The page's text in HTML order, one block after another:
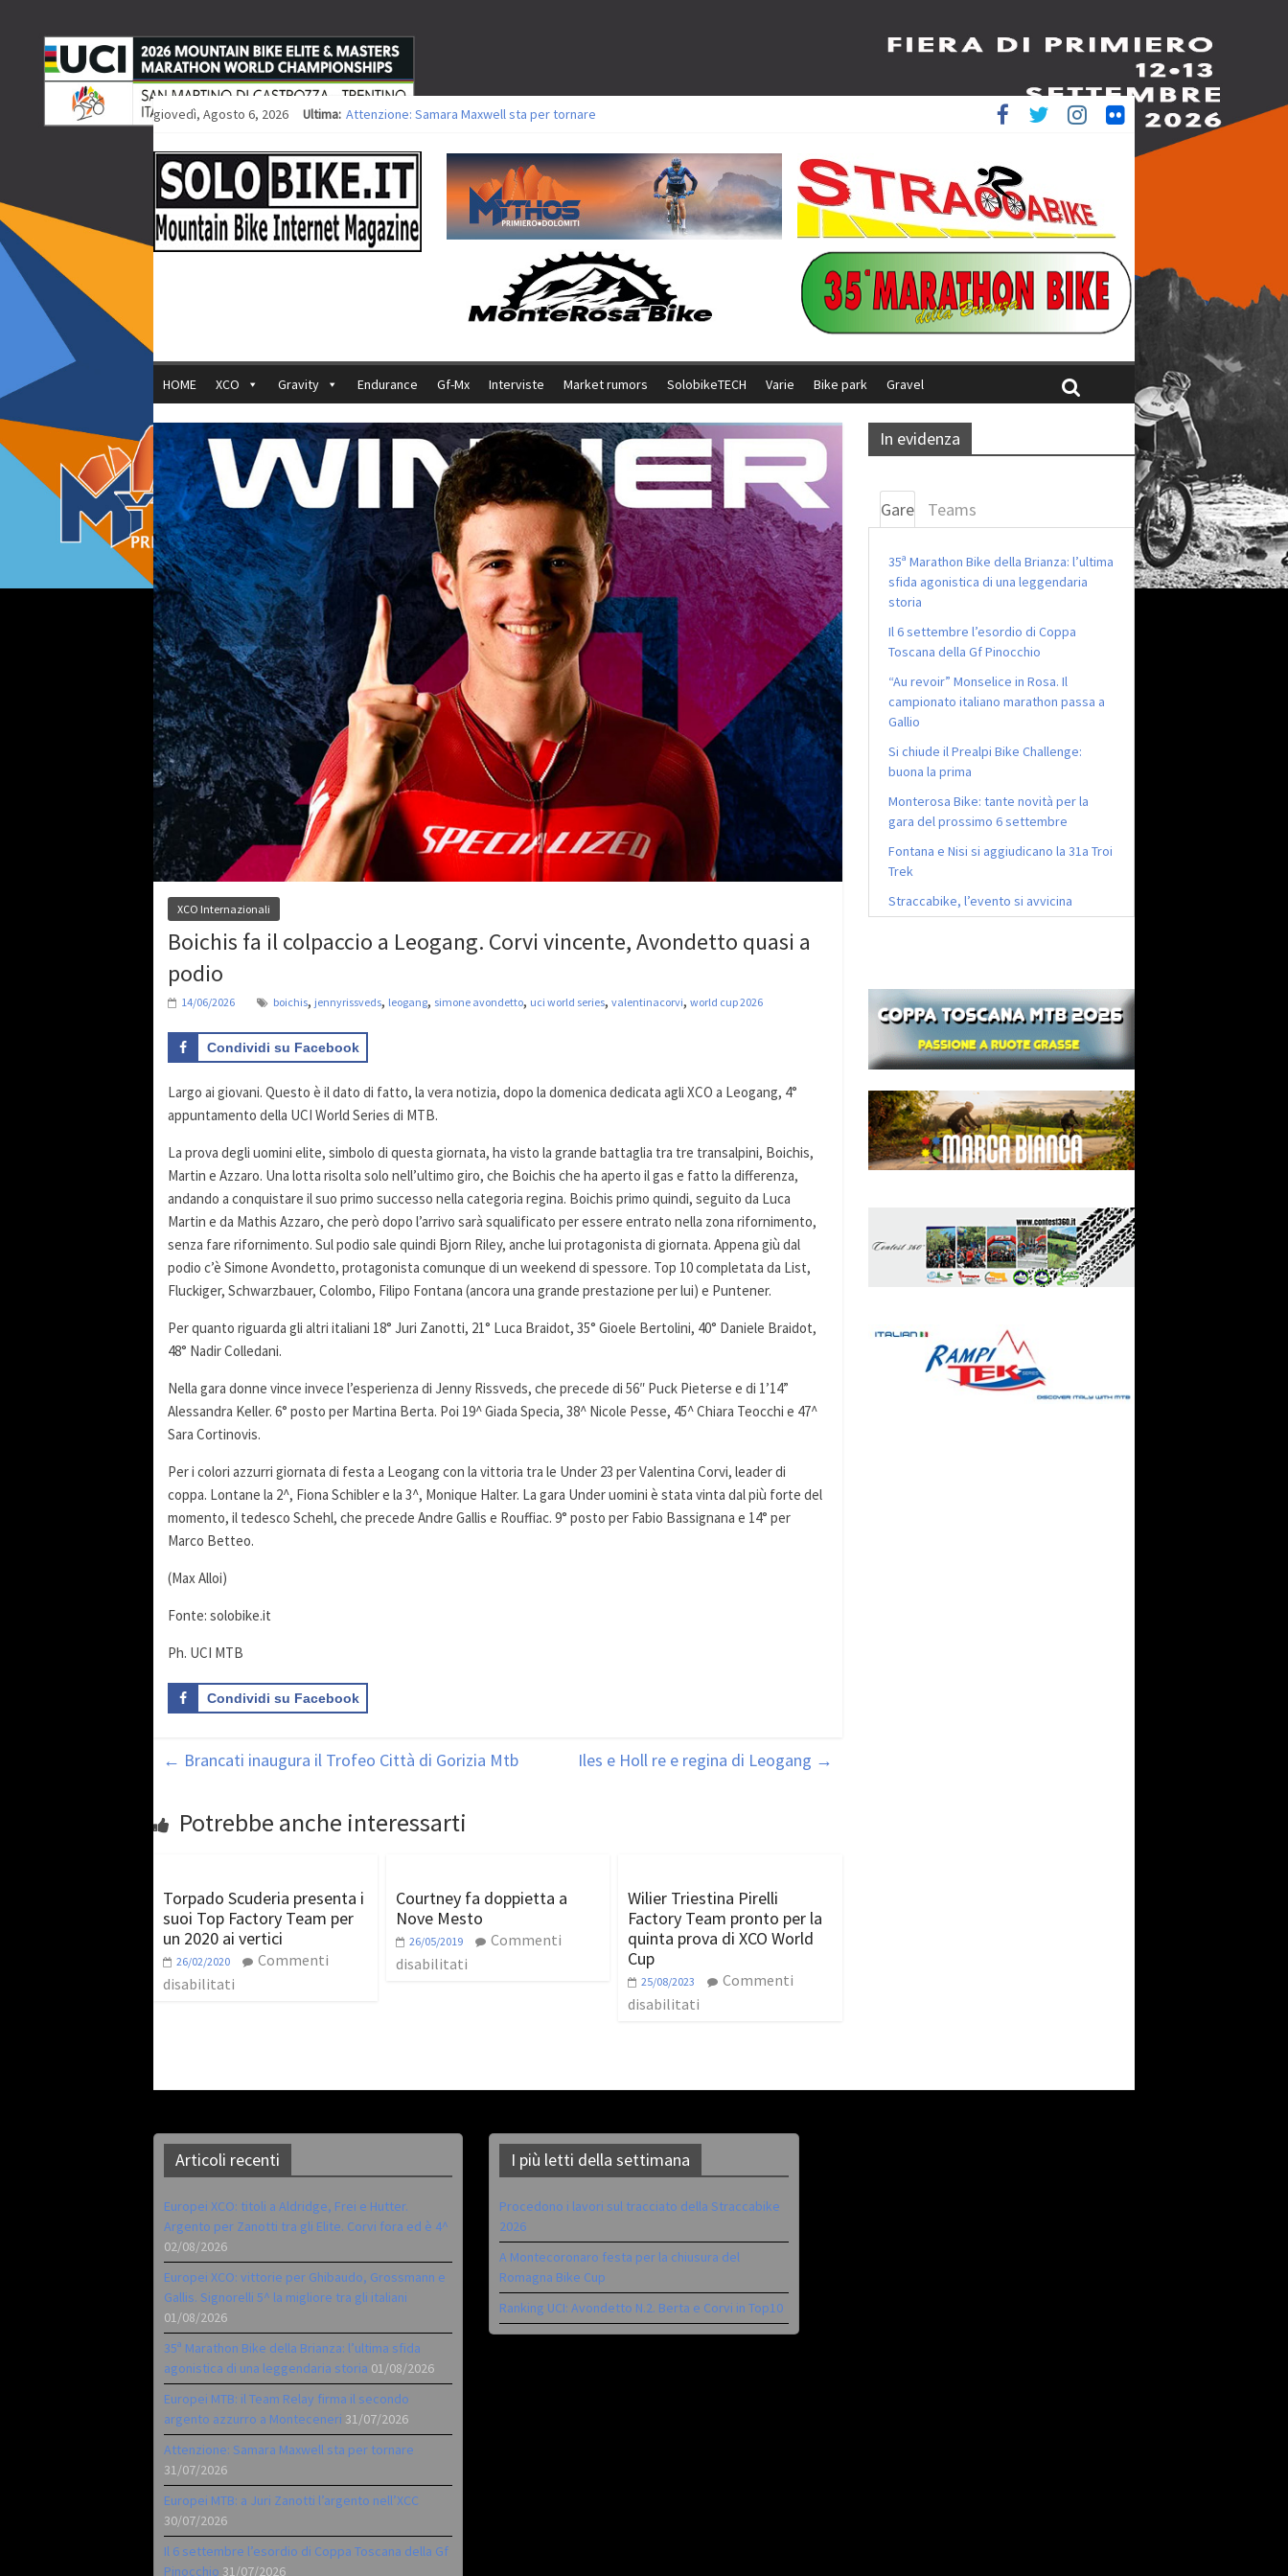
giovedì, Agosto 6, 2026 Ultima: Attenzione: Samara Maxwell sta per tornare
Europei XCO: vittorie per Ghibaudo, Grossmann e Gallis. Signorelli 5^ la migliore tra gli italiani
35ª Marathon Bike della Brianza: l’ultima sfida agonistica di una leggendaria storia
Europei MTB: il Team Relay firma il secondo argento azzurro a Monteceneri
HOME XCO Gravity Endurance Gf-Mx Interviste Market rumors SolobikeTECH Varie Bike park Gravel
XCO Internazionali
Boichis fa il colpaccio a Leogang. Corvi vincente, Avondetto quasi a
podio
14/06/2026 boichis, jennyrissveds, leogang, simone avondetto, uci world series, valentinacorvi, world cup 2026
Condividi su Facebook
Largo ai giovani. Questo è il dato di fatto, la vera notizia, dopo la domenica dedicata agli XCO a Leogang, 4°
appuntamento della UCI World Series di MTB.
La prova degli uomini elite, simbolo di questa giornata, ha visto la grande battaglia tra tre transalpini, Boichis,
Martin e Azzaro. Una lotta risolta solo nell’ultimo giro, che Boichis che ha aperto il gas e fatto la differenza,
andando a conquistare il suo primo successo nella categoria regina. Boichis primo quindi, seguito da Luca
Martin e da Mathis Azzaro, che però dopo l’arrivo sarà squalificato per essere entrato nella zona rifornimento,
senza fare rifornimento. Sul podio sale quindi Bjorn Riley, anche lui protagonista di giornata. Appena giù dal
podio c’è Simone Avondetto, protagonista comunque di un weekend di spessore. Top 10 completata da List,
Fluckiger, Schwarzbauer, Colombo, Filipo Fontana (ancora una grande prestazione per lui) e Puntener.
Per quanto riguarda gli altri italiani 18° Juri Zanotti, 21° Luca Braidot, 35° Gioele Bertolini, 40° Daniele Braidot,
48° Nadir Colledani.
Nella gara donne vince invece l’esperienza di Jenny Rissveds, che precede di 56″ Puck Pieterse e di 1’14”
Alessandra Keller. 6° posto per Martina Berta. Poi 19^ Giada Specia, 38^ Nicole Pesse, 45^ Chiara Teocchi e 47^
Sara Cortinovis.
Per i colori azzurri giornata di festa a Leogang con la vittoria tra le Under 23 per Valentina Corvi, leader di
coppa. Lontane la 2^, Fiona Schibler e la 3^, Monique Halter. La gara Under uomini è stata vinta dal più forte del
momento, il tedesco Schehl, che precede Andre Gallis e Rouffiac. 9° posto per Fabio Bassignana e 14° per
Marco Betteo.
(Max Alloi)
Fonte: solobike.it
Ph. UCI MTB
Condividi su Facebook
← Brancati inaugura il Trofeo Città di Gorizia Mtb Iles e Holl re e regina di Leogang →
Potrebbe anche interessarti
Torpado Scuderia presenta i
suoi Top Factory Team per
un 2020 ai vertici
26/02/2020
Commenti
disabilitati
Courtney fa doppietta a
Nove Mesto
26/05/2019
Commenti
disabilitati
Wilier Triestina Pirelli
Factory Team pronto per la
quinta prova di XCO World
Cup
25/08/2023
Commenti
disabilitati
In evidenza
Gare Teams
35ª Marathon Bike della Brianza: l’ultima
sfida agonistica di una leggendaria
storia
Il 6 settembre l’esordio di Coppa
Toscana della Gf Pinocchio
“Au revoir” Monselice in Rosa. Il
campionato italiano marathon passa a
Gallio
Si chiude il Prealpi Bike Challenge:
buona la prima
Monterosa Bike: tante novità per la
gara del prossimo 6 settembre
Fontana e Nisi si aggiudicano la 31a Troi
Trek
Straccabike, l’evento si avvicina
Articoli recenti
Europei XCO: titoli a Aldridge, Frei e Hutter.
Argento per Zanotti tra gli Elite. Corvi fora ed è 4^
02/08/2026
Europei XCO: vittorie per Ghibaudo, Grossmann e
Gallis. Signorelli 5^ la migliore tra gli italiani
01/08/2026
35ª Marathon Bike della Brianza: l’ultima sfida
agonistica di una leggendaria storia 01/08/2026
Europei MTB: il Team Relay firma il secondo
argento azzurro a Monteceneri 31/07/2026
Attenzione: Samara Maxwell sta per tornare
31/07/2026
Europei MTB: a Juri Zanotti l’argento nell’XCC
30/07/2026
Il 6 settembre l’esordio di Coppa Toscana della Gf
Pinocchio 31/07/2026
I più letti della settimana
Procedono i lavori sul tracciato della Straccabike
2026
A Montecoronaro festa per la chiusura del
Romagna Bike Cup
Ranking UCI: Avondetto N.2. Berta e Corvi in Top10